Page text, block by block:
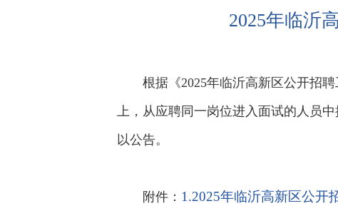
2025年临沂
根据《2025年临沂高新区公开招
上，从应聘同一岗位进入面试的人员
以公告。
附件： 1.2025年临沂高新区公开